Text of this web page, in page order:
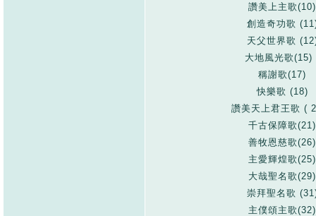
讚美上主歌(10)
創造奇功歌
天父世界歌
大地風光歌(15)
稱謝歌(17)
快樂歌 (18)
讚美天上君王歌 (
千古保障歌(21)
善牧恩慈歌(26)
主愛輝煌歌(25)
大哉聖名歌(29)
崇拜聖名歌
主僕頌主歌(32)